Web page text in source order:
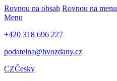
Rovnou na obsah Rovnou na menu
Menu
+420 318 696 227
podatelna@hvozdany.cz
CZČesky